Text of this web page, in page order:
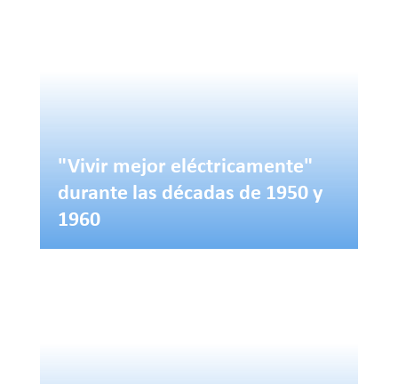
"Vivir mejor eléctricamente"
durante las décadas de 1950 y
1960